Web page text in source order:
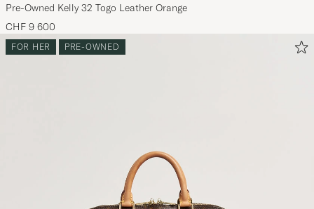
Pre-Owned Kelly 32 Togo Leather Orange
CHF 9 600
FOR HER PRE-OWNED